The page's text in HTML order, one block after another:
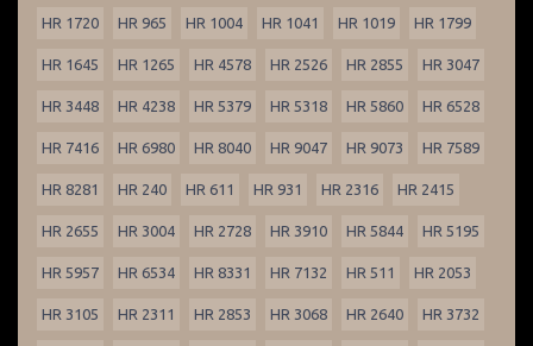
HR 1720 HR 965 HR 1004 HR 1041 HR 1019 HR 1799
HR 1645 HR 1265 HR 4578 HR 2526 HR 2855 HR 3047
HR 3448 HR 4238 HR 5379 HR 5318 HR 5860 HR 6528
HR 7416 HR 6980 HR 8040 HR 9047 HR 9073 HR 7589
HR 8281 HR 240 HR 611 HR 931 HR 2316 HR 2415
HR 2655 HR 3004 HR 2728 HR 3910 HR 5844 HR 5195
HR 5957 HR 6534 HR 8331 HR 7132 HR 511 HR 2053
HR 3105 HR 2311 HR 2853 HR 3068 HR 2640 HR 3732